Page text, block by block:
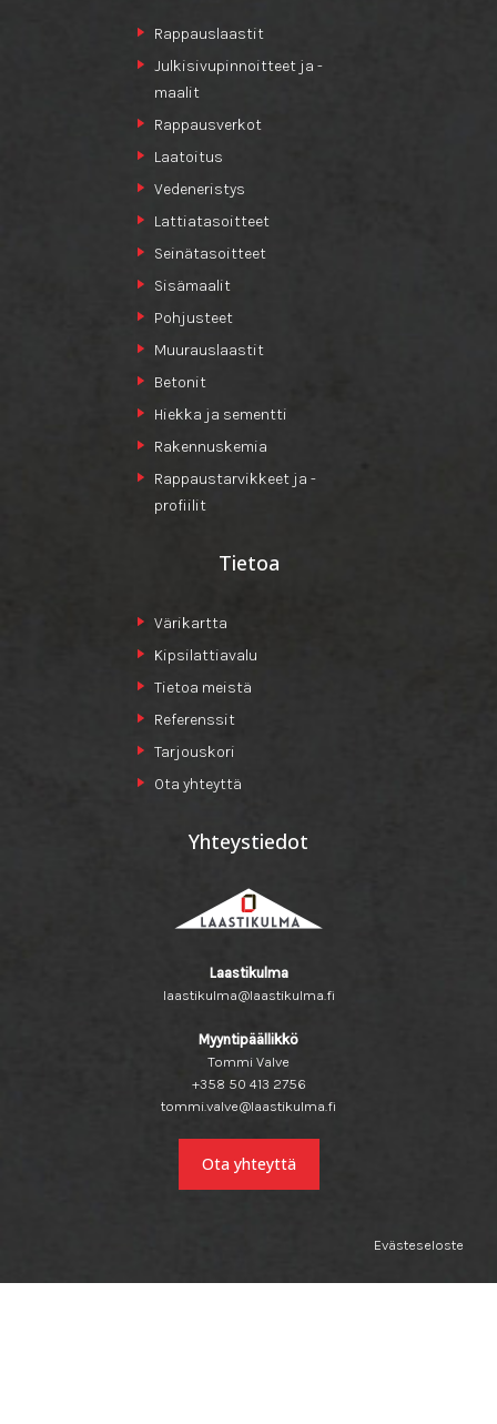
Rappauslaastit
Julkisivupinnoitteet ja -
maalit
Rappausverkot
Laatoitus
Vedeneristys
Lattiatasoitteet
Seinätasoitteet
Sisämaalit
Pohjusteet
Muurauslaastit
Betonit
Hiekka ja sementti
Rakennuskemia
Rappaustarvikkeet ja -
profiilit
Tietoa
Värikartta
Kipsilattiavalu
Tietoa meistä
Referenssit
Tarjouskori
Ota yhteyttä
Yhteystiedot
Laastikulma
laastikulma@laastikulma.fi
Myyntipäällikkö
Tommi Valve
+358 50 413 2756
tommi.valve@laastikulma.fi
Ota yhteyttä
Evästeseloste